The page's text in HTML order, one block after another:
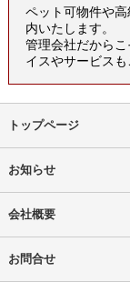
ペット可物件や
内いたします。
管理会社だから
イスやサービス
トップページ
お知らせ
会社概要
お問合せ